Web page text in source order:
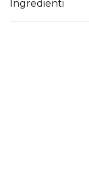
Ingredienti